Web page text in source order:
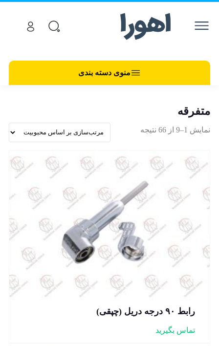
منوی دسته بندی
متفرقه
نمایش 1–9 از 66 نتیجه
رابط ۹۰ درجه دریل (چپقی)
تماس بگیرید